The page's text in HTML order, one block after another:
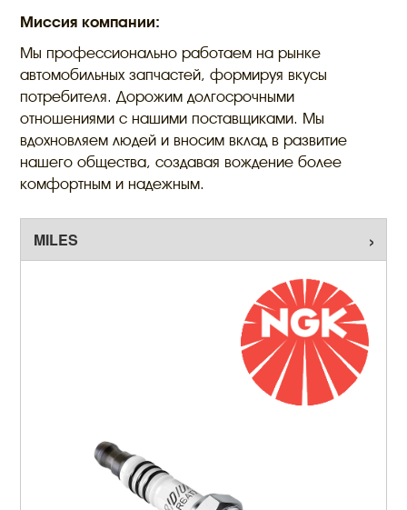
Миссия компании:
Мы профессионально работаем на рынке
автомобильных запчастей, формируя вкусы
потребителя. Дорожим долгосрочными
отношениями с нашими поставщиками. Мы
вдохновляем людей и вносим вклад в развитие
нашего общества, создавая вождение более
комфортным и надежным.